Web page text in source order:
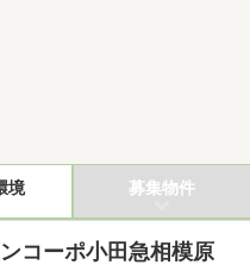
境 募集物件
コーポ小田急相模原